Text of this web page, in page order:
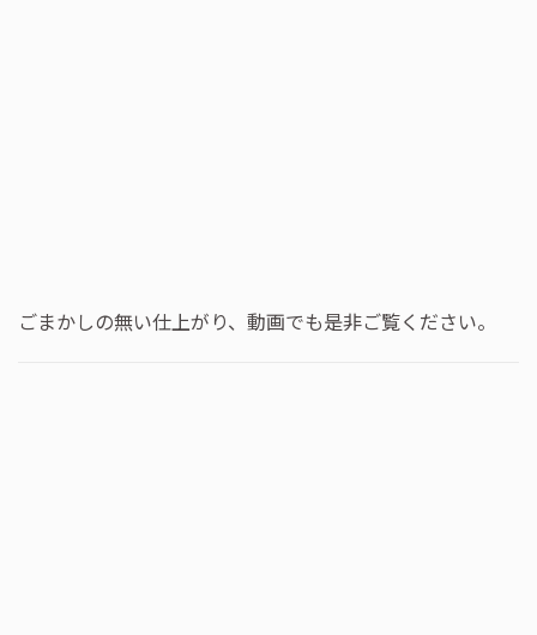
ごまかしの無い仕上がり、動画でも是非ご覧ください。